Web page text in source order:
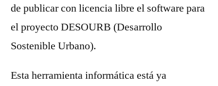
de publicar con licencia libre el software para
el proyecto DESOURB (Desarrollo
Sostenible Urbano).
Esta herramienta informática está ya